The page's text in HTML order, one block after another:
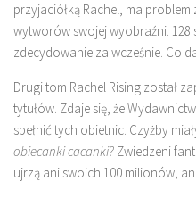
przyjaciółką Rachel, ma
wytworów swojej wyobraźni.
zdecydowanie za wcześnie. Co
Drugi tom Rachel Rising został
tytułów. Zdaje się, że
spełnić tych obietnic. Czyżby
obiecanki cacanki? Zwiedzeni
ujrzą ani swoich 100 milionów,